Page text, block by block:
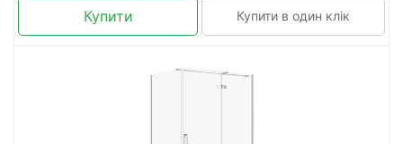
Купити Купити в один клік